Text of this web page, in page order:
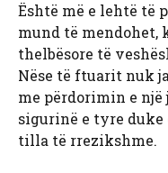
Është më e lehtë të
mund të mendohet,
thelbësore të
Nëse të ftuarit nuk
me përdorimin e
sigurinë e tyre duke
tilla të rrezikshme.